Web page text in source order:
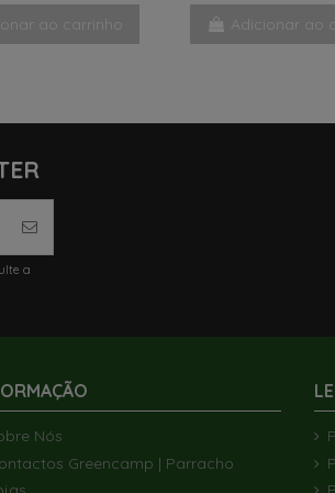
ao carrinho Adicionar ao
a
Nós
Greencamp | Parracho